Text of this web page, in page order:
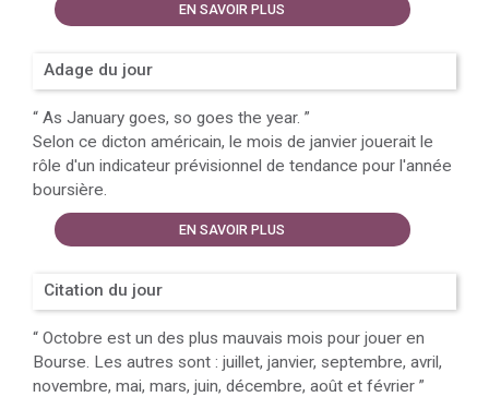
EN SAVOIR PLUS
Adage du jour
“ As January goes, so goes the year. ”
Selon ce dicton américain, le mois de janvier jouerait le
rôle d'un indicateur prévisionnel de tendance pour l'année
boursière.
EN SAVOIR PLUS
Citation du jour
“ Octobre est un des plus mauvais mois pour jouer en
Bourse. Les autres sont : juillet, janvier, septembre, avril,
novembre, mai, mars, juin, décembre, août et février ”